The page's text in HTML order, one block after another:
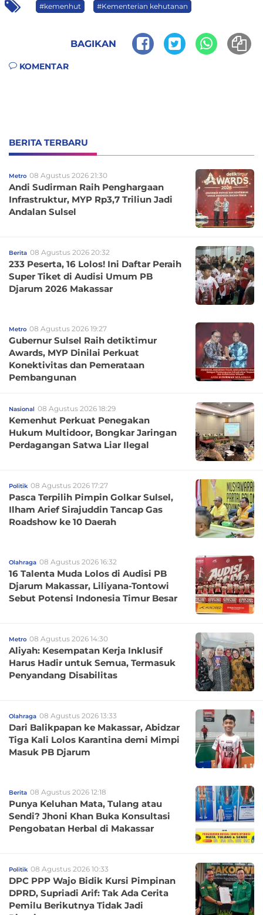
#kemenhut #Kementerian kehutanan
BAGIKAN
KOMENTAR
BERITA TERBARU
Metro 08 Agustus 2026 21:30
Andi Sudirman Raih Penghargaan
Infrastruktur, MYP Rp3,7 Triliun Jadi
Andalan Sulsel
Berita 08 Agustus 2026 20:32
233 Peserta, 16 Lolos! Ini Daftar Peraih
Super Tiket di Audisi Umum PB
Djarum 2026 Makassar
Metro 08 Agustus 2026 19:27
Gubernur Sulsel Raih detiktimur
Awards, MYP Dinilai Perkuat
Konektivitas dan Pemerataan
Pembangunan
Nasional 08 Agustus 2026 18:29
Kemenhut Perkuat Penegakan
Hukum Multidoor, Bongkar Jaringan
Perdagangan Satwa Liar Ilegal
Politik 08 Agustus 2026 17:27
Pasca Terpilih Pimpin Golkar Sulsel,
Ilham Arief Sirajuddin Tancap Gas
Roadshow ke 10 Daerah
Olahraga 08 Agustus 2026 16:32
16 Talenta Muda Lolos di Audisi PB
Djarum Makassar, Liliyana-Tontowi
Sebut Potensi Indonesia Timur Besar
Metro 08 Agustus 2026 14:30
Aliyah: Kesempatan Kerja Inklusif
Harus Hadir untuk Semua, Termasuk
Penyandang Disabilitas
Olahraga 08 Agustus 2026 13:33
Dari Balikpapan ke Makassar, Abidzar
Tiga Kali Lolos Karantina demi Mimpi
Masuk PB Djarum
Berita 08 Agustus 2026 12:18
Punya Keluhan Mata, Tulang atau
Sendi? Jhoni Khan Buka Konsultasi
Pengobatan Herbal di Makassar
Politik 08 Agustus 2026 10:33
DPC PPP Wajo Bidik Kursi Pimpinan
DPRD, Supriadi Arif: Tak Ada Cerita
Pemilu Berikutnya Tidak Jadi